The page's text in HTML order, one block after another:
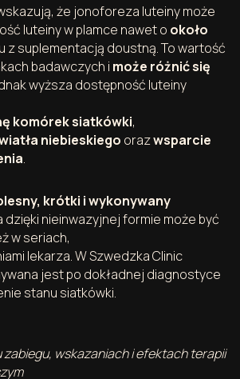
że jonoforeza luteiny może
luteiny w plamce nawet o około
z suplementacją doustną. To wartość
badawczych i może różnić się
wyższa dostępność luteiny
komórek siatkówki,
niebieskiego orazwsparcie
.
krótki i wykonywany
dzięki nieinwazyjnej formie może być
w seriach,
lekarza. W Szwedzka Clinic
jest po dokładnej diagnostyce
stanu siatkówki.
zabiegu, wskazaniach i efektach terapii